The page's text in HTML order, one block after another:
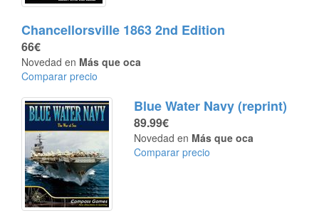
Chancellorsville 1863 2nd Edition
66€
Novedad en Más que oca
Comparar precio
Blue Water Navy (reprint)
89.99€
Novedad en Más que oca
Comparar precio